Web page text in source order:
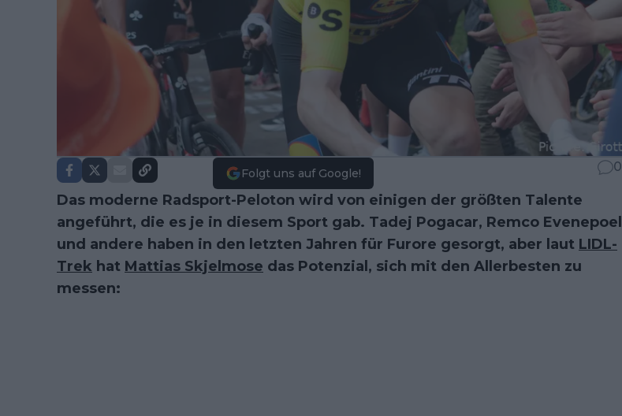
Folgt uns auf Google! 0
Das moderne Radsport-Peloton wird von einigen der größten Talente
angeführt, die es je in diesem Sport gab. Tadej Pogacar, Remco Evenepoel
und andere haben in den letzten Jahren für Furore gesorgt, aber laut LIDL-
Trek hat Mattias Skjelmose das Potenzial, sich mit den Allerbesten zu
messen: